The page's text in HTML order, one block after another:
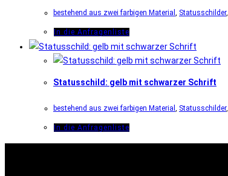
bestehend aus zwei farbigen Material , Statusschilder,
In die Anfragenliste
Statusschild: gelb mit schwarzer Schrift
bestehend aus zwei farbigen Material , Statusschilder,
In die Anfragenliste